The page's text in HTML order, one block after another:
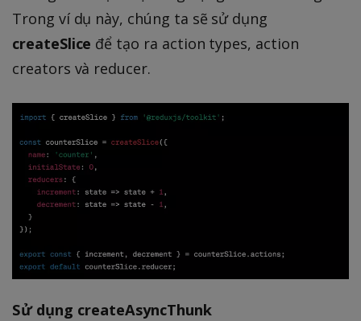
Trong ví dụ này, chúng ta sẽ sử dụng
createSlice để tạo ra action types, action
creators và reducer.
Sử dụng createAsyncThunk